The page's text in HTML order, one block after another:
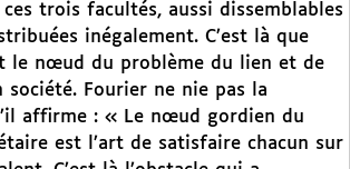
ces trois facultés, aussi dissemblables
inégalement. C’est là que
le nœud du problème du lien et de
société. Fourier ne nie pas la
affirme : « Le nœud gordien du
est l’art de satisfaire chacun sur